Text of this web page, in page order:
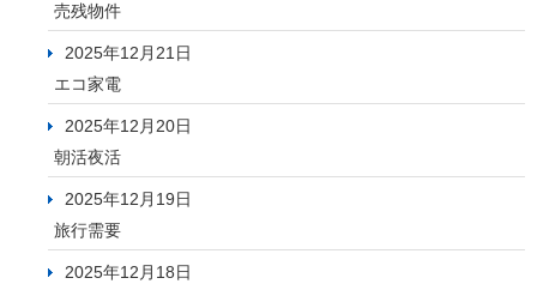
売残物件
2025年12月21日
エコ家電
2025年12月20日
朝活夜活
2025年12月19日
旅行需要
2025年12月18日